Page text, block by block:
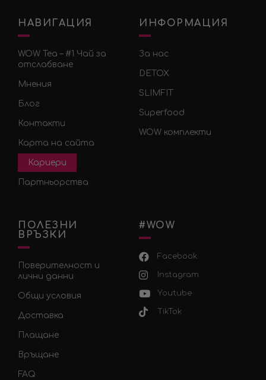
НАВИГАЦИЯ
WOW Tea – #1 Чай за
отслабване
Мнения
Блог
Контакти
Карта на сайта
Кариери
Партньорства
ИНФОРМАЦИЯ
За нас
DETOX
SLIMFIT
Superfood
WOW комплекти
ПОЛЕЗНИ
ВРЪЗКИ
Поверителност и
лични данни
Общи условия
Доставка
Плащане
Връщане
FAQ
#WOW
Facebook
Instagram
Youtube
TikTok